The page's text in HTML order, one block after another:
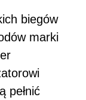
biegów
marki
pełnić